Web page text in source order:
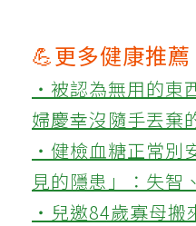
💪更多健康推薦
‧被認為無用的東
婦慶幸沒隨手丟棄
‧健檢血糖正常別
見的隱患」：失智
‧兒邀84歲寡母搬